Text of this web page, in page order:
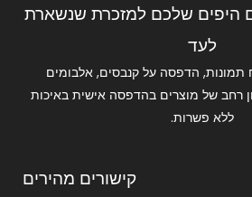
היפים שלכם למזכרת שנשארת
לעד
תמונות, הדפסה על קנבסים, אלבומים
רחב של מוצרים בהדפסה אישית באיכות
ללא פשרות.
קישורים מהירים